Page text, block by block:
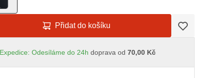
Přidat do košíku
Expedice: Odesíláme do 24h doprava od 70,00 Kč